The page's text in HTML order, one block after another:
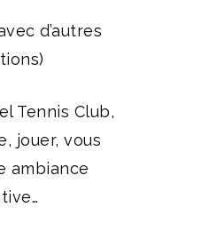
d’autres
Tennis Club,
jouer, vous
ambiance